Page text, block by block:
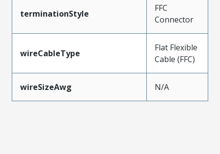
terminationStyle
FFC
Connector
wireCableType
Flat Flexible
Cable (FFC)
wireSizeAwg N/A